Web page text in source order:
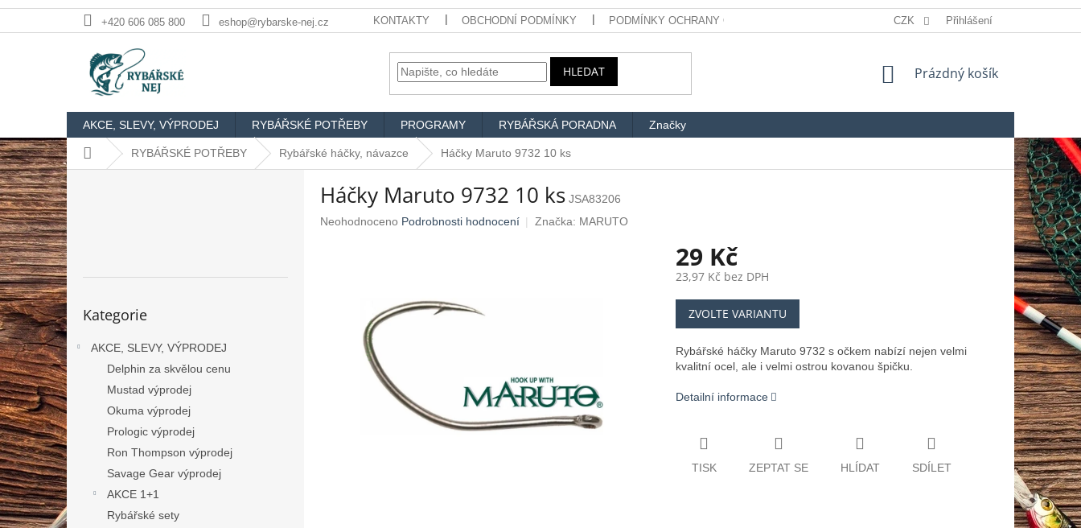
+420 606 085 800 eshop@rybarske-nej.cz KONTAKTY OBCHODNÍ PODMÍNKY PODMÍNKY OCHRANY OSOBNÍCH ÚDAJŮ REKLAMACE SLOVNÍK POJMŮ
CZK Přihlášení
HLEDAT
NÁKUPNÍ
Prázdný košík
AKCE, SLEVY, VÝPRODEJ RYBÁŘSKÉ POTŘEBY PROGRAMY RYBÁŘSKÁ PORADNA Značky
Domů RYBÁŘSKÉ POTŘEBY Rybářské háčky, návazce Háčky Maruto 9732 10 ks
P
o
s
t
r
a
n
n
í
p
a
n
e
l
kategorie
Kategorie
AKCE, SLEVY, VÝPRODEJ
Delphin za skvělou cenu
Mustad výprodej
Okuma výprodej
Prologic výprodej
Ron Thompson výprodej
Savage Gear výprodej
AKCE 1+1
Rybářské sety
Háčky Maruto 9732 10 ks JSA83206
Průměrné
hvězdiček.
Neohodnoceno Podrobnosti hodnocení Značka: MARUTO
29 Kč
23,97 Kč bez DPH
Měrná
cena:
ZVOLTE VARIANTU
Rybářské háčky Maruto 9732 s očkem nabízí nejen velmi
kvalitní ocel, ale i velmi ostrou kovanou špičku.
Detailní informace
TISK ZEPTAT SE HLÍDAT SDÍLET